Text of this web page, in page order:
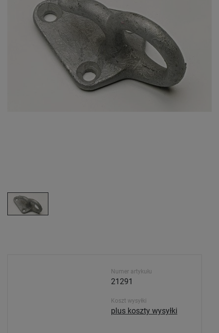
Numer artykułu
21291
Koszt wysyłki
plus koszty wysyłki